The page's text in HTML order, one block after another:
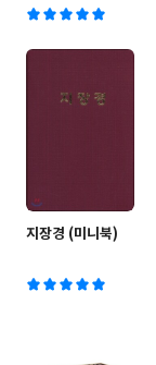
지장경 (미니북)